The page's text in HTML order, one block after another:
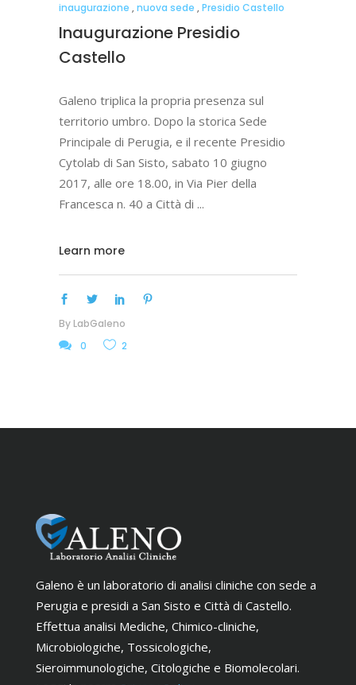
inaugurazione ,nuova sede ,Presidio Castello
Inaugurazione Presidio
Castello
Galeno triplica la propria presenza sul
territorio umbro. Dopo la storica Sede
Principale di Perugia, e il recente Presidio
Cytolab di San Sisto, sabato 10 giugno
2017, alle ore 18.00, in Via Pier della
Francesca n. 40 a Città di
Learn more
By LabGaleno
0
2
Galeno è un laboratorio di analisi cliniche con sede a
Perugia e presidi a San Sisto e Città di Castello.
Effettua analisi Mediche, Chimico-cliniche,
Microbiologiche, Tossicologiche,
Sieroimmunologiche, Citologiche e Biomolecolari.